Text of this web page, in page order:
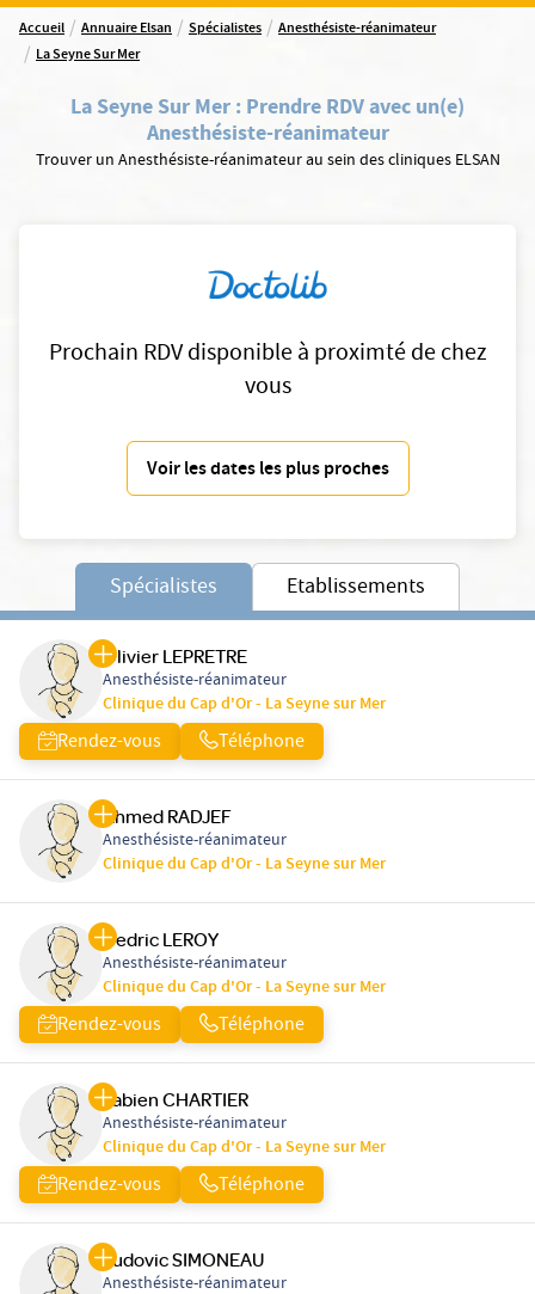
Accueil / Annuaire Elsan / Spécialistes / Anesthésiste-réanimateur
/ La Seyne Sur Mer
La Seyne Sur Mer : Prendre RDV avec un(e)
Anesthésiste-réanimateur
Trouver un Anesthésiste-réanimateur au sein des cliniques ELSAN
Prochain RDV disponible à proximté de chez
vous
Voir les dates les plus proches
Spécialistes Etablissements
Olivier LEPRETRE
Anesthésiste-réanimateur
Clinique du Cap d'Or - La Seyne sur Mer
Rendez-vous Téléphone
Ahmed RADJEF
Anesthésiste-réanimateur
Clinique du Cap d'Or - La Seyne sur Mer
Cedric LEROY
Anesthésiste-réanimateur
Clinique du Cap d'Or - La Seyne sur Mer
Rendez-vous Téléphone
Fabien CHARTIER
Anesthésiste-réanimateur
Clinique du Cap d'Or - La Seyne sur Mer
Rendez-vous Téléphone
Ludovic SIMONEAU
Anesthésiste-réanimateur